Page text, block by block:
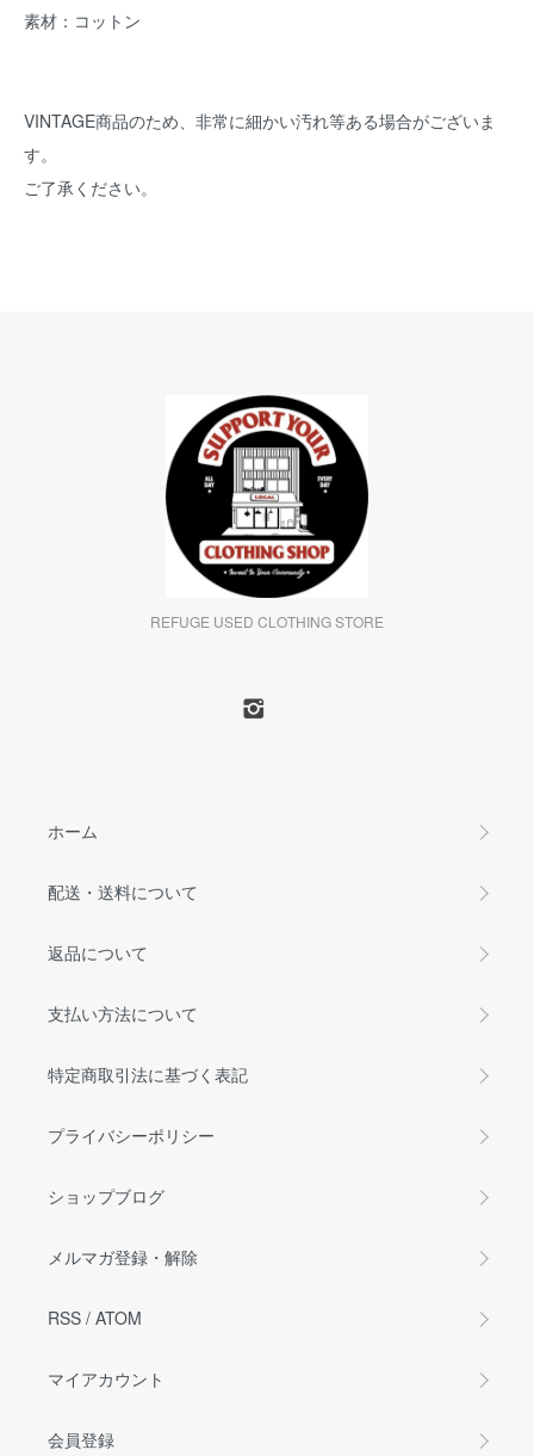
素材：コットン
VINTAGE商品のため、非常に細かい汚れ等ある場合がございま
す。
ご了承ください。
REFUGE USED CLOTHING STORE
ホーム
配送・送料について
返品について
支払い方法について
特定商取引法に基づく表記
プライバシーポリシー
ショップブログ
メルマガ登録・解除
RSS / ATOM
マイアカウント
会員登録